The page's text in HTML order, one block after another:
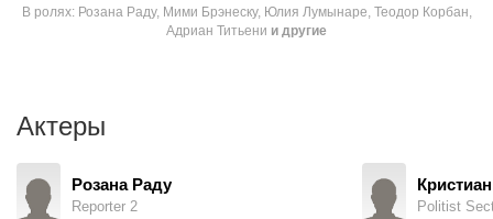
В ролях: Розана Раду, Мими Брэнеску, Юлия Лумынаре, Теодор Корбан,
Адриан Титьени и другие
Актеры
Розана Раду
Reporter 2 Politist